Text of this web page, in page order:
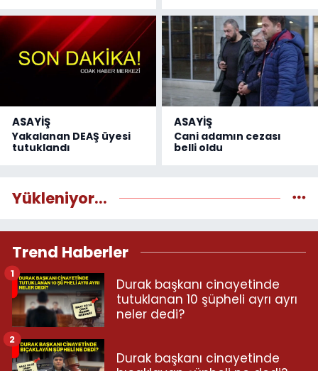
ASAYİŞ
Yakalanan DEAŞ üyesi
tutuklandı
ASAYİŞ
Cani adamın cezası
belli oldu
Yükleniyor...
Trend Haberler
Durak başkanı cinayetinde
tutuklanan 10 şüpheli ayrı ayrı
neler dedi?
1
Durak başkanı cinayetinde
2